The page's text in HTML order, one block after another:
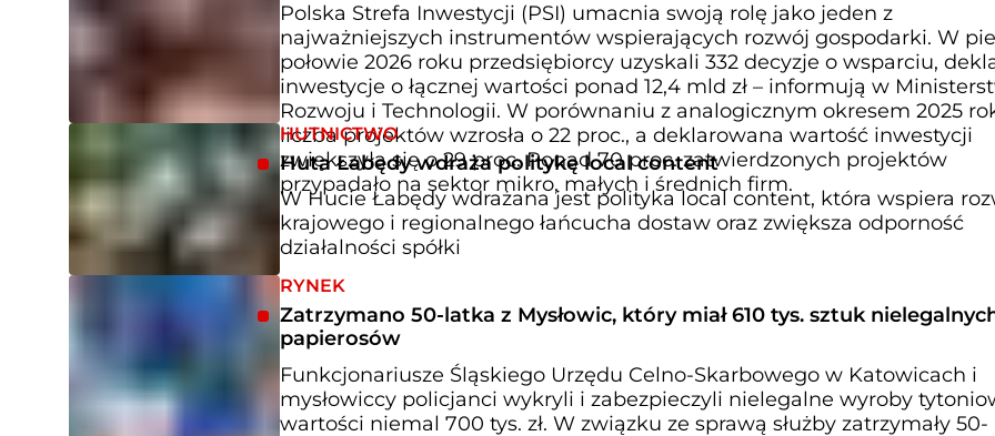
Polska Strefa Inwestycji (PSI) umacnia swoją rolę jako jeden z
najważniejszych instrumentów wspierających rozwój gospodarki. W
połowie 2026 roku przedsiębiorcy uzyskali 332 decyzje o wsparciu,
inwestycje o łącznej wartości ponad 12,4 mld zł – informują w
Rozwoju i Technologii. W porównaniu z analogicznym okresem 2025
liczba projektów wzrosła o 22 proc., a deklarowana wartość inwestycji
zwiększyła się o 29 proc. Ponad 70 proc. zatwierdzonych projektów
przypadało na sektor mikro, małych i średnich firm.
HUTNICTWO
Huta Łabędy wdraża politykę local content
W Hucie Łabędy wdrażana jest polityka local content, która wspiera
krajowego i regionalnego łańcucha dostaw oraz zwiększa odporność
działalności spółki
RYNEK
Zatrzymano 50-latka z Mysłowic, który miał 610 tys. sztuk
papierosów
Funkcjonariusze Śląskiego Urzędu Celno-Skarbowego w Katowicach i
mysłowiccy policjanci wykryli i zabezpieczyli nielegalne wyroby
wartości niemal 700 tys. zł. W związku ze sprawą służby zatrzymały 50-